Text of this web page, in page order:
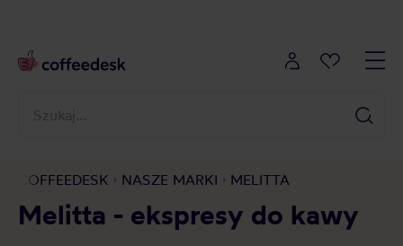
COFFEEDESK NASZE MARKI MELITTA
Melitta - ekspresy do kawy